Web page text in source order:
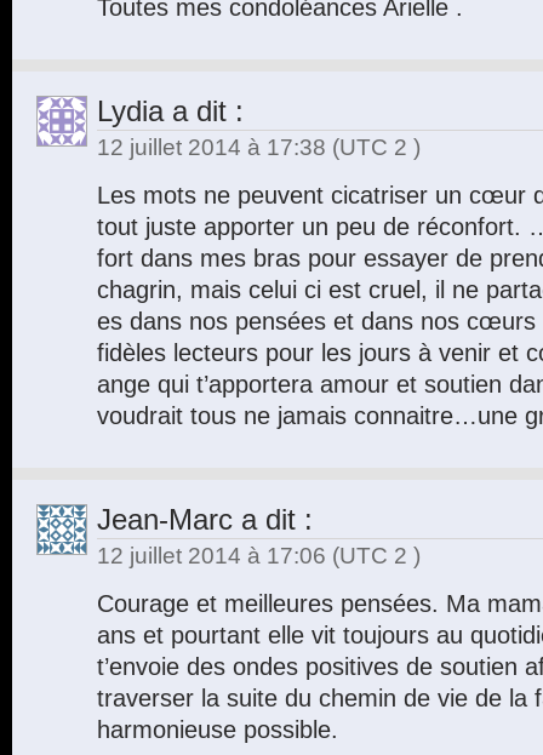
Toutes mes condoléances Arielle .
Lydiaa dit :
12 juillet 2014 à 17:38 (UTC 2 )
Les mots ne peuvent cicatriser un cœur
tout juste apporter un peu de réconfort.
fort dans mes bras pour essayer de
chagrin, mais celui ci est cruel, il ne
es dans nos pensées et dans nos cœurs
fidèles lecteurs pour les jours à venir et
ange qui t’apportera amour et soutien
voudrait tous ne jamais connaitre…une
Jean-Marc a dit :
12 juillet 2014 à 17:06 (UTC 2 )
Courage et meilleures pensées. Ma
ans et pourtant elle vit toujours au
t’envoie des ondes positives de soutien
traverser la suite du chemin de vie de la
harmonieuse possible.